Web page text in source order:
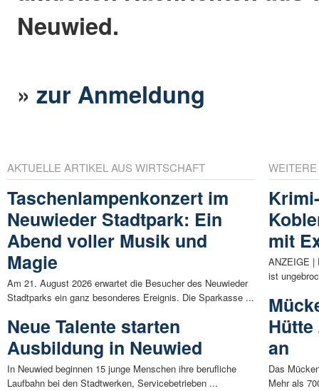
Neuwied.
»zur Anmeldung
AKTUELLE ARTIKEL AUS WIRTSCHAFT
Taschenlampenkonzert im
Neuwieder Stadtpark: Ein
Abend voller Musik und
Magie
Am 21. August 2026 erwartet die Besucher des Neuwieder
Stadtparks ein ganz besonderes Ereignis. Die Sparkasse ...
Neue Talente starten
Ausbildung in Neuwied
In Neuwied beginnen 15 junge Menschen ihre berufliche
Laufbahn bei den Stadtwerken, Servicebetrieben ...
mit
ANZEIGE |
ist
an
Das
Mehr als